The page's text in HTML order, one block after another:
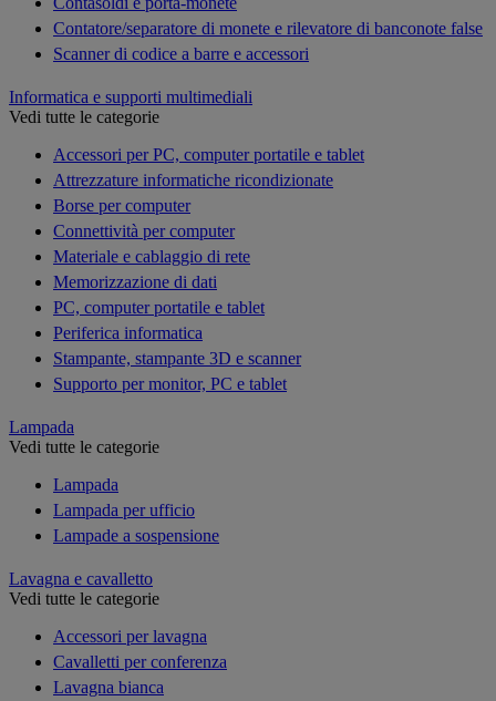
Contatore/separatore di monete e rilevatore di banconote false
Scanner di codice a barre e accessori
Informatica e supporti multimediali
Vedi tutte le categorie
Accessori per PC, computer portatile e tablet
Attrezzature informatiche ricondizionate
Borse per computer
Connettività per computer
Materiale e cablaggio di rete
Memorizzazione di dati
PC, computer portatile e tablet
Periferica informatica
Stampante, stampante 3D e scanner
Supporto per monitor, PC e tablet
Lampada
Vedi tutte le categorie
Lampada
Lampada per ufficio
Lampade a sospensione
Lavagna e cavalletto
Vedi tutte le categorie
Accessori per lavagna
Cavalletti per conferenza
Lavagna bianca